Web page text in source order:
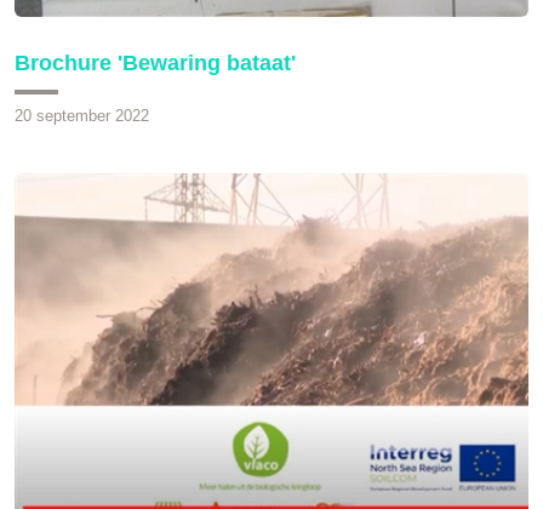
Brochure 'Bewaring bataat'
20 september 2022